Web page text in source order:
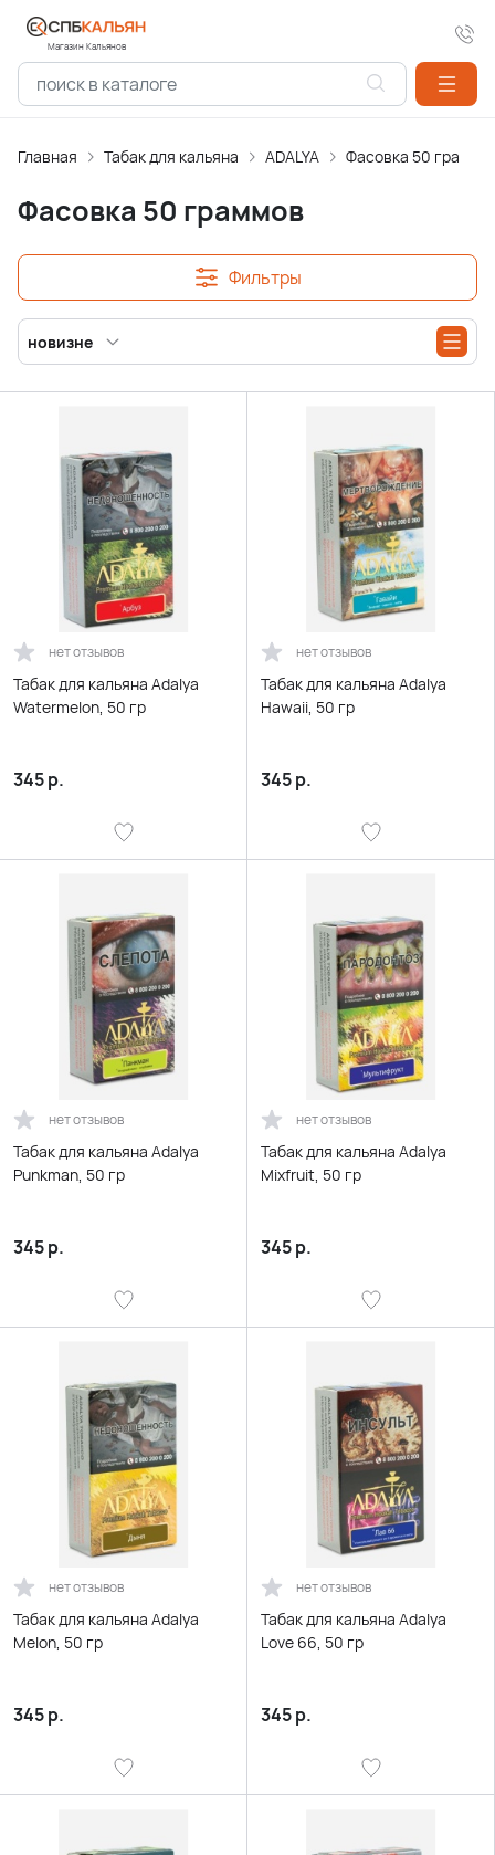
Магазин Кальянов
Главная Табак для кальяна ADALYA Фасовка 50
Фасовка 50 граммов
Фильтры
новизне
нет отзывов
Табак для кальяна Adalya
Watermelon, 50 гр
345р.
нет отзывов
Табак для кальяна Adalya
Hawaii, 50 гр
345р.
нет отзывов
Табак для кальяна Adalya
Punkman, 50 гр
345р.
нет отзывов
Табак для кальяна Adalya
Mixfruit, 50 гр
345р.
нет отзывов
Табак для кальяна Adalya
Melon, 50 гр
345р.
нет отзывов
Табак для кальяна Adalya
Love 66, 50 гр
345р.